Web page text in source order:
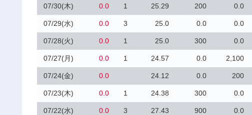
07/30(木) 0.0 1 25.29 200 0.0
07/29(水) 0.0 3 25.0 0.0 0.0
07/28(火) 0.0 1 25.0 300 0.0
07/27(月) 0.0 1 24.57 0.0 2,100
07/24(金) 0.0 24.12 0.0 200
07/23(木) 0.0 1 24.38 300 0.0
07/22(水) 0.0 3 27.43 900 0.0